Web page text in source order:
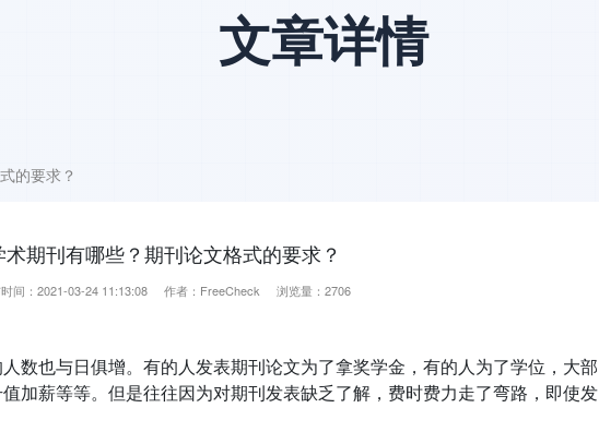
文章详情
的要求？
术期刊有哪些？期刊论文格式的要求？
时间：2021-03-24 11:13:08 作者：FreeCheck 浏览量：2706
数也与日俱增。有的人发表期刊论文为了拿奖学金，有的人为了学位，大部
加薪等等。但是往往因为对期刊发表缺乏了解，费时费力走了弯路，即使发